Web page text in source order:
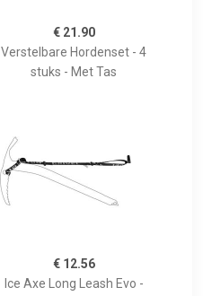
€ 21.90
Verstelbare Hordenset - 4
stuks - Met Tas
€ 12.56
Ice Axe Long Leash Evo -